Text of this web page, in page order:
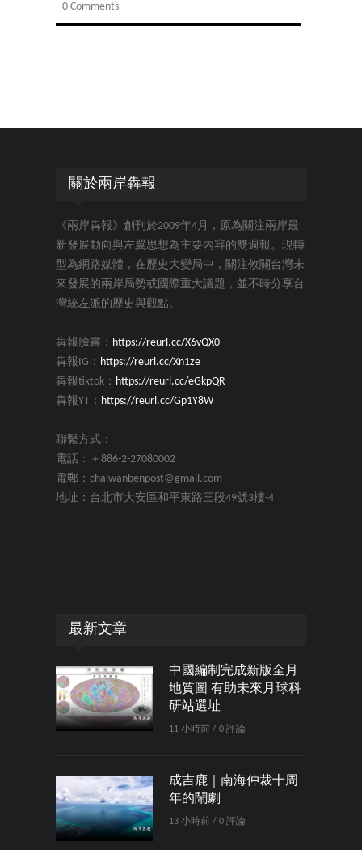
0 Comments
關於兩岸犇報
《兩岸犇報》創刊於2009年4月，原為關注兩岸最
新發展動向與左翼思想為主要內容的雙週報。現轉
型為網路媒體，在歷史大變局中，關注攸關台灣未
來發展的兩岸局勢或國際重大議題，並不時分享台
灣統左派的歷史與觀點。
犇報臉書： https://reurl.cc/X6vQX0
犇報IG： https://reurl.cc/Xn1ze
犇報tiktok： https://reurl.cc/eGkpQR
犇報YT： https://reurl.cc/Gp1Y8W
聯繫方式：
電話：＋886-2-27080002
電郵：chaiwanbenpost@gmail.com
地址：台北市大安區和平東路三段49號3樓-4
最新文章
中國編制完成新版全月
地質圖 有助未來月球科
研站選址
11 小時前 / 0 評論
成吉鹿｜南海仲裁十周
年的鬧劇
13 小時前 / 0 評論